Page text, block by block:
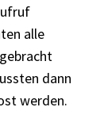
alle
dann
werden.